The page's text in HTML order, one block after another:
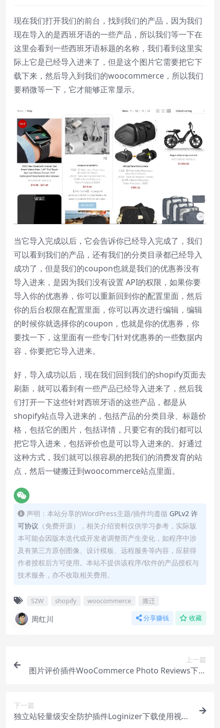
现在我们打开我们的前台，找到我们的产品，因为我们
现在导入的是西班牙语的一些产品，所以我们等一下在
这里会看到一些西班牙语标题的名称，我们看到这里实
际上它是已经导入进来了，但是这个图片它需要把它下
载下来，然后导入到我们的woocommerce，所以我们
要稍微等一下，它才能够正常显示。
当它导入完成以后，它会告诉你已经导入完成了，我们
可以看到我们的产品，还有我们的分类目录都已经导入
成功了，但是我们的coupon也就是我们的优惠券没有
导入进来，是因为我们没有设置 API的权限，如果你要
导入你的优惠券，你可以重新回到你的配置里面，然后
你的后台权限在配置里面，你可以再次进行编辑，编辑
的时候你就选择你的coupon，也就是你的优惠券，你
要找一下，这里面有一些专门针对优惠券的一些数据内
容，你要把它导入进来。
好，导入成功以后，现在我们回到我们的shopify页面去
刷新，就可以看到有一些产品已经导入进来了，然后我
们打开一下这些针对西班牙语的这些产品，都是从
shopify站点导入进来的，包括产品的分类目录、标题价
格，包括它的图片，包括详情，只要它有的我们都可以
把它导入进来，包括评价也是可以导入进来的。好通过
这种方式，我们就可以很容易的把我们的消费发育的站
点，然后一键搬迁到woocommerce站点里面。
声明：本站分享的WordPress主题/插件均遵循 GPLv2 许
可协议 （免费开源），相关介绍资料仅供学习参考，实际版
本可能会因版本迭代或开发者调整而产生变化，如程序中涉
及有第三方原创图像、设计模板、远程服务等内容，应获得
作者授权后方可使用。本站不提供该程序/软件的产品授权与
技术服务，亦不收取相关费用。
S2W shopify woocommerce 搬迁
周红川 分享赚钱 收藏
上一篇
图片评价插件WooCommerce Photo Reviews下载
下一篇
独立站轻量级安全防护插件Loginizer下载使用视频